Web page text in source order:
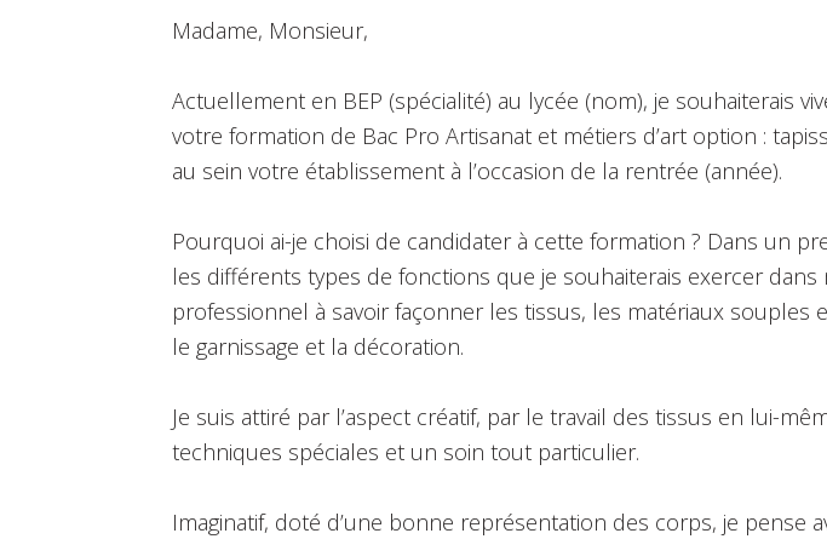
Madame, Monsieur,
Actuellement en BEP (spécialité) au lycée (nom), je souhaiterais
votre formation de Bac Pro Artisanat et métiers d’art option :
au sein votre établissement à l’occasion de la rentrée (année).
Pourquoi ai-je choisi de candidater à cette formation ? Dans un
les différents types de fonctions que je souhaiterais exercer dans
professionnel à savoir façonner les tissus, les matériaux souples
le garnissage et la décoration.
Je suis attiré par l’aspect créatif, par le travail des tissus en lui-
techniques spéciales et un soin tout particulier.
Imaginatif, doté d’une bonne représentation des corps, je pense